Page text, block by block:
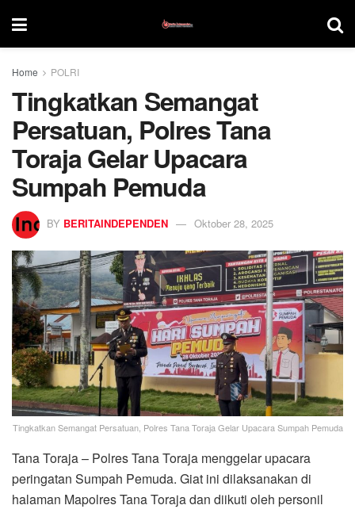
Home POLRI
Tingkatkan Semangat
Persatuan, Polres Tana
Toraja Gelar Upacara
Sumpah Pemuda
BY BERITAINDEPENDEN Oktober 28, 2025
Tingkatkan Semangat Persatuan, Polres Tana Toraja Gelar Upacara Sumpah Pemuda
Tana Toraja – Polres Tana Toraja menggelar upacara
peringatan Sumpah Pemuda. Giat ini dilaksanakan di
halaman Mapolres Tana Toraja dan diikuti oleh personil